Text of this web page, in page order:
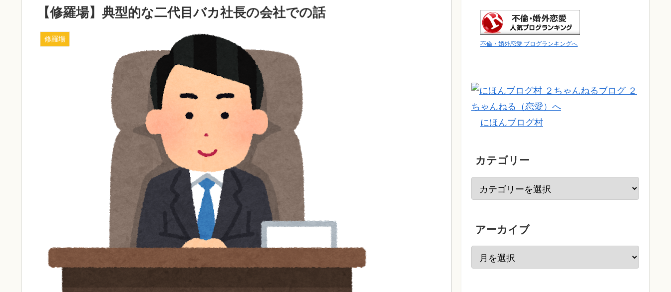
【修羅場】典型的な二代目バカ社長の会社での話
修羅場
不倫・婚外恋愛 ブログランキングへ
にほんブログ村
カテゴリー
アーカイブ